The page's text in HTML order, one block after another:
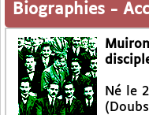
Biographies -
Né le